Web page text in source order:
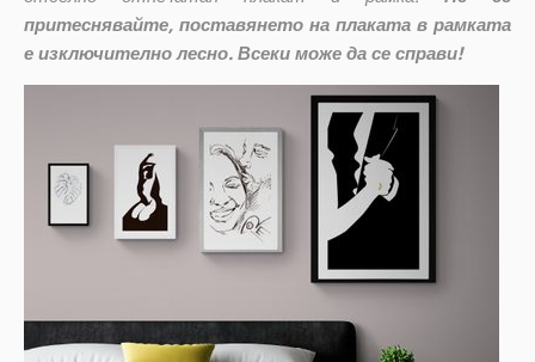
притеснявайте, поставянето на плаката в рамката
е изключително лесно. Всеки може да се справи!